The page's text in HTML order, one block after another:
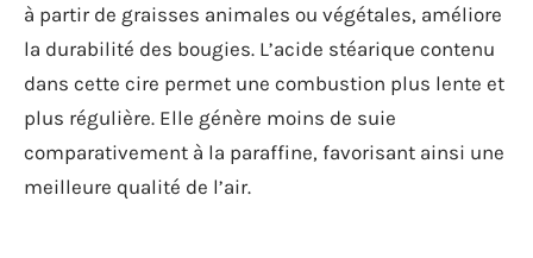
à partir de graisses animales ou végétales, améliore
la durabilité des bougies. L’acide stéarique contenu
dans cette cire permet une combustion plus lente et
plus régulière. Elle génère moins de suie
comparativement à la paraffine, favorisant ainsi une
meilleure qualité de l’air.